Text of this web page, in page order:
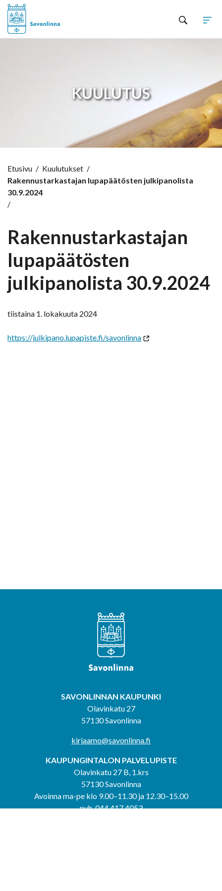
KUULUTUS
Etusivu / Kuulutukset /
Rakennustarkastajan lupapäätösten julkipanolista
30.9.2024
/
Rakennustarkastajan
lupapäätösten
julkipanolista 30.9.2024
tiistaina 1. lokakuuta 2024
https://julkipano.lupapiste.fi/savonlinna
SAVONLINNAN KAUPUNKI
Olavinkatu 27
57130 Savonlinna
kirjaamo@savonlinna.fi
KAUPUNGINTALON PALVELUPISTE
Olavinkatu 27 B, 1.krs
57130 Savonlinna
Avoinna ma-pe klo 9.00–11.30 ja 12.30–15.00
puh. 044 417 4053